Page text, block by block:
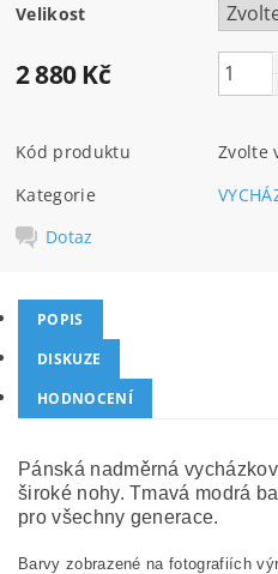
Velikost
2 880 Kč
Kód produktu
Zvolte
Kategorie
Dotaz
POPIS
DISKUZE
HODNOCENÍ
Pánská nadměrná
široké nohy. Tmavá modrá
pro všechny generace.
Barvy zobrazené na fotografiích